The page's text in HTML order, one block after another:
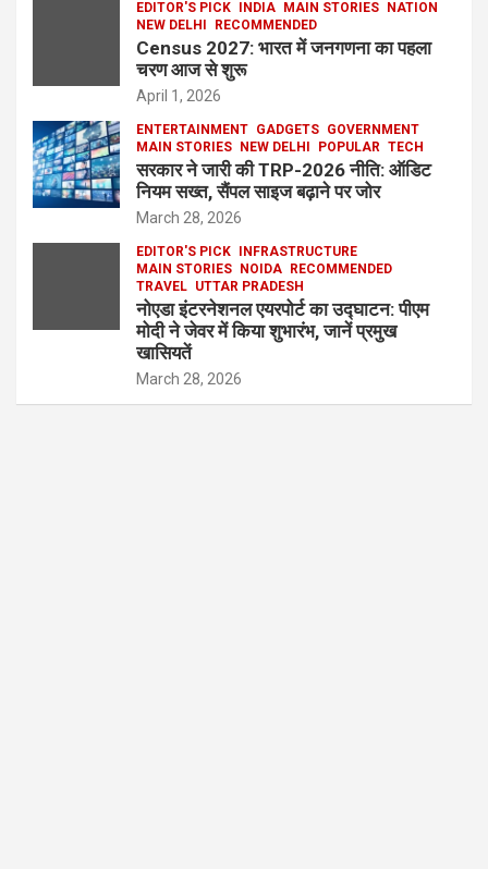
EDITOR'S PICK INDIA MAIN STORIES
NATION
NEW DELHI
RECOMMENDED
Census 2027: भारत में जनगणना का पहला
चरण आज से शुरू
April 1, 2026
ENTERTAINMENT GADGETS GOVERNMENT
MAIN STORIES
NEW DELHI POPULAR TECH
सरकार ने जारी की TRP-2026 नीति: ऑडिट
नियम सख्त, सैंपल साइज बढ़ाने पर जोर
March 28, 2026
EDITOR'S PICK
INFRASTRUCTURE
MAIN STORIES
NOIDA
RECOMMENDED
TRAVEL UTTAR PRADESH
नोएडा इंटरनेशनल एयरपोर्ट का उद्घाटन: पीएम
मोदी ने जेवर में किया शुभारंभ, जानें प्रमुख
खासियतें
March 28, 2026